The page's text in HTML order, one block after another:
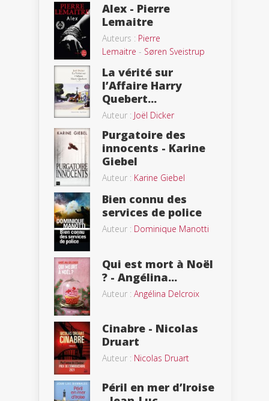
Alex - Pierre
Lemaitre
Auteurs : Pierre
Lemaitre - Søren Sveistrup
La vérité sur
l’Affaire Harry
Quebert...
Auteur : Joël Dicker
Purgatoire des
innocents - Karine
Giebel
Auteur : Karine Giebel
Bien connu des
services de police
Auteur : Dominique Manotti
Qui est mort à Noël
? - Angélina...
Auteur : Angélina Delcroix
Cinabre - Nicolas
Druart
Auteur : Nicolas Druart
Péril en mer d’Iroise